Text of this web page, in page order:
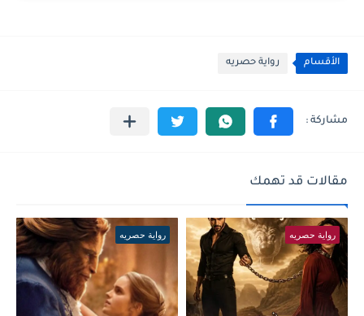
الأقسام رواية حصريه
مقالات قد تهمك
رواية حصريه رواية حصريه